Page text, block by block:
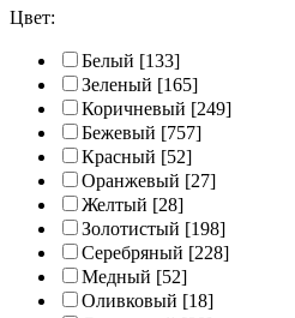
Цвет:
Белый [133]
Зеленый [165]
Коричневый [249]
Бежевый [757]
Красный [52]
Оранжевый [27]
Желтый [28]
Золотистый [198]
Серебряный [228]
Медный [52]
Оливковый [18]